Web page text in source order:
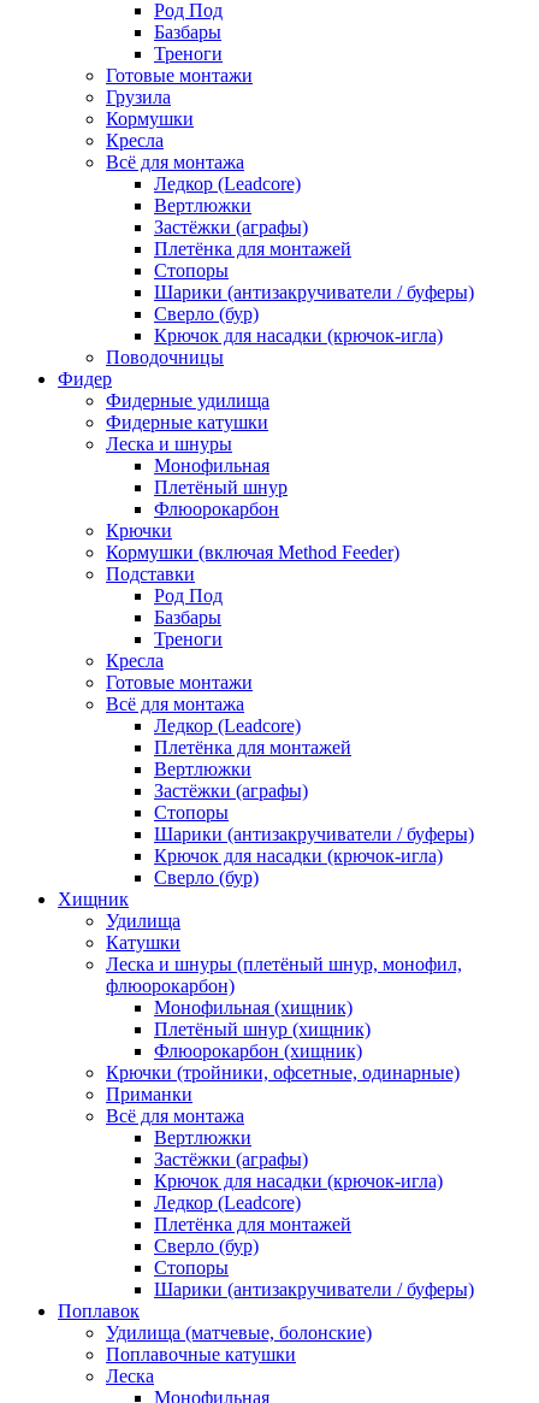
Род Под
Базбары
Треноги
Готовые монтажи
Грузила
Кормушки
Кресла
Всё для монтажа
Ледкор (Leadcore)
Вертлюжки
Застёжки (аграфы)
Плетёнка для монтажей
Стопоры
Шарики (антизакручиватели / буферы)
Сверло (бур)
Крючок для насадки (крючок-игла)
Поводочницы
Фидер
Фидерные удилища
Фидерные катушки
Леска и шнуры
Монофильная
Плетёный шнур
Флюорокарбон
Крючки
Кормушки (включая Method Feeder)
Подставки
Род Под
Базбары
Треноги
Кресла
Готовые монтажи
Всё для монтажа
Ледкор (Leadcore)
Плетёнка для монтажей
Вертлюжки
Застёжки (аграфы)
Стопоры
Шарики (антизакручиватели / буферы)
Крючок для насадки (крючок-игла)
Сверло (бур)
Хищник
Удилища
Катушки
Леска и шнуры (плетёный шнур, монофил,
флюорокарбон)
Монофильная (хищник)
Плетёный шнур (хищник)
Флюорокарбон (хищник)
Крючки (тройники, офсетные, одинарные)
Приманки
Всё для монтажа
Вертлюжки
Застёжки (аграфы)
Крючок для насадки (крючок-игла)
Ледкор (Leadcore)
Плетёнка для монтажей
Сверло (бур)
Стопоры
Шарики (антизакручиватели / буферы)
Поплавок
Удилища (матчевые, болонские)
Поплавочные катушки
Леска
Монофильная